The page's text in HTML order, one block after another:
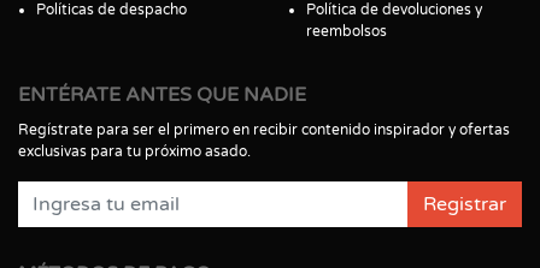
Políticas de despacho
Política de devoluciones y
reembolsos
ENTÉRATE ANTES QUE NADIE
Regístrate para ser el primero en recibir contenido inspirador y ofertas
exclusivas para tu próximo asado.
Registrar